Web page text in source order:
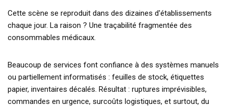
Cette scène se reproduit dans des dizaines d'établissements
chaque jour. La raison ? Une traçabilité fragmentée des
consommables médicaux.
Beaucoup de services font confiance à des systèmes manuels
ou partiellement informatisés : feuilles de stock, étiquettes
papier, inventaires décalés. Résultat : ruptures imprévisibles,
commandes en urgence, surcoûts logistiques, et surtout, du